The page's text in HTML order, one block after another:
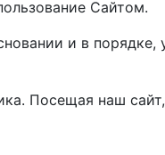
Сайтом.
и в
Посещая наш